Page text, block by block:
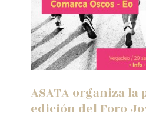
ASATA organiza la
edición del Foro